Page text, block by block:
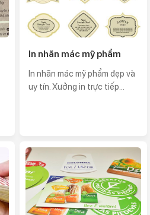
In nhãn mác mỹ phẩm
In nhãn mác mỹ phẩm đẹp và
uy tín. Xưởng in trực tiếp...